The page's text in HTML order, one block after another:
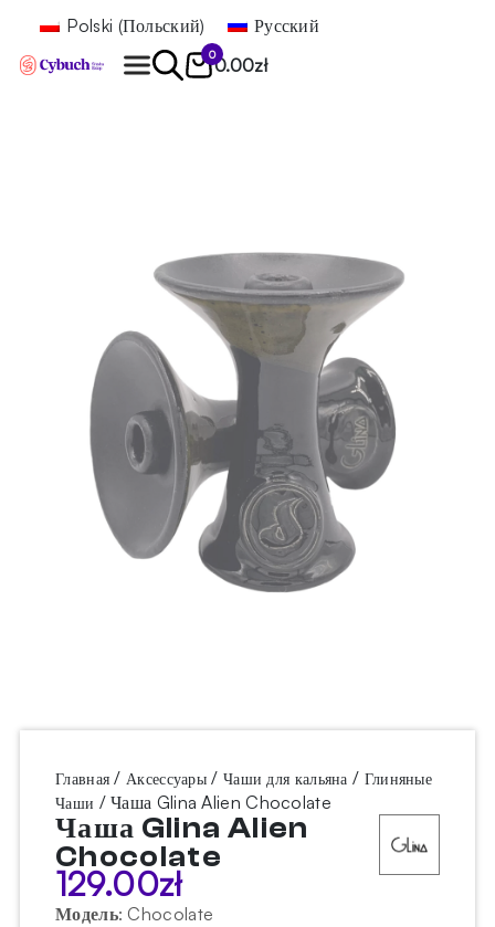
Polski (Польский) Русский
0
0.00zł
Главная /Аксессуары / Чаши для кальяна / Глиняные
Чаши / Чаша Glina Alien Chocolate
Чаша Glina Alien
Chocolate
129.00zł
Модель: Chocolate